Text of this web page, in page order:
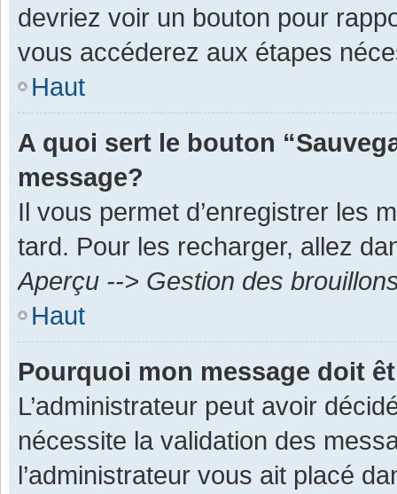
devriez voir un bouton pour
vous accéderez aux étapes
Haut
A quoi sert le bouton
message?
Il vous permet d’enregistrer les
tard. Pour les recharger, allez
Aperçu --> Gestion des
Haut
Pourquoi mon message doit
L’administrateur peut avoir
nécessite la validation des
l’administrateur vous ait placé